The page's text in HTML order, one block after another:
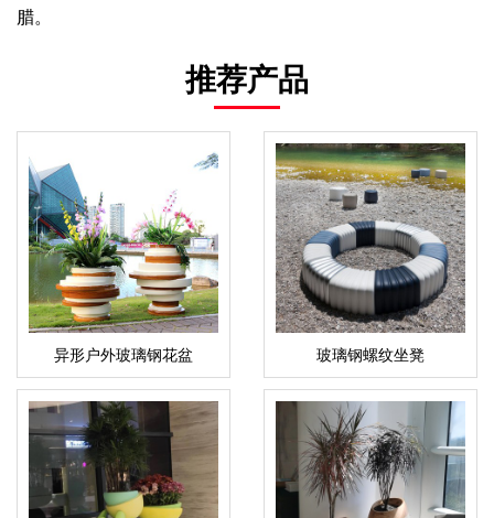
腊。
推荐产品
异形户外玻璃钢花盆 玻璃钢螺纹坐凳